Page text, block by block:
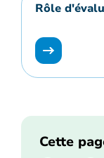
Rôle
Cette